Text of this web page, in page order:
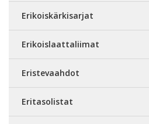
Erikoiskärkisarjat
Erikoislaattaliimat
Eristevaahdot
Eritasolistat